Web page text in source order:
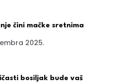
čini mačke sretnima
2025.
bosiljak bude vaš